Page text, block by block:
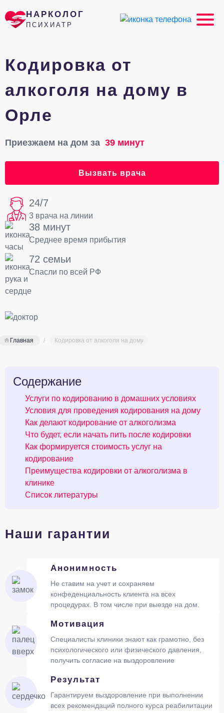
НАРКОЛОГ
ПСИХИАТР
Кодировка от
алкоголя на дому в
Орле
Приезжаем на дом за 39 минут
Вызвать врача
24/7
3 врача на линии
38 минут
Среднее время прибытия
72 семьи
Спасли по всей РФ
Главная Кодировка от алкоголя на дому
Содержание
Услуги по кодированию в домашних условиях
Условия для проведения кодирования на дому
Как делают кодирование от алкоголизма
Что будет, если начать пить после кодировки
Как формируется стоимость услуг на
кодирование
Преимущества кодировки от алкоголизма в
клинике
Список литературы
Наши гарантии
Анонимность
Не ставим на учет и сохраняем
конфеденциальность клиента на всех
процедурах. В том числе при выезде на дом.
Мотивация
Специалисты клиники знают как грамотно, без
психологического или физического давления,
получить согласие на выздоровление
Результат
Гарантируем выздоровление при выполнении
всех рекомендаций полного курса реабилитации